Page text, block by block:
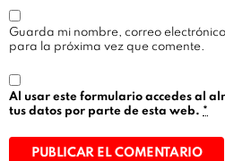
Guarda mi nombre, correo
para la próxima vez que comente.
Al usar este formulario accedes al
tus datos por parte de esta web. *